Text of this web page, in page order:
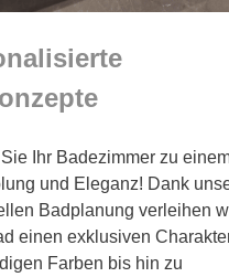
Ihr Badezimmer zu
und Eleganz! Dank
Badplanung verleihen
einen exklusiven
Farben bis hin zu